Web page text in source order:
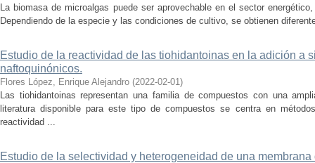
La biomasa de microalgas puede ser aprovechable en el sector
Dependiendo de la especie y las condiciones de cultivo, se obtienen
Estudio de la reactividad de las tiohidantoinas en la adición a
naftoquinónicos.
Flores López, Enrique Alejandro (2022-02-01)
Las tiohidantoinas representan una familia de compuestos con una
literatura disponible para este tipo de compuestos se centra en
reactividad ...
Estudio de la selectividad y heterogeneidad de una